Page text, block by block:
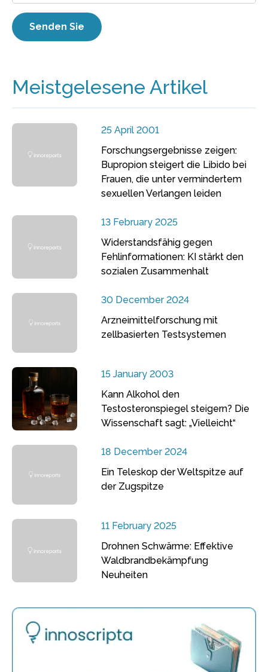
Meistgelesene Artikel
25 April 2001
Forschungsergebnisse zeigen:
Bupropion steigert die Libido bei
Frauen, die unter vermindertem
sexuellen Verlangen leiden
13 February 2025
Widerstandsfähig gegen
Fehlinformationen: KI stärkt den
sozialen Zusammenhalt
30 December 2024
Arzneimittelforschung mit
zellbasierten Testsystemen
15 January 2003
Kann Alkohol den
Testosteronspiegel steigern? Die
Wissenschaft sagt: „Vielleicht“
18 December 2024
Ein Teleskop der Weltspitze auf
der Zugspitze
11 February 2025
Drohnen Schwärme: Effektive
Waldbrandbekämpfung
Neuheiten